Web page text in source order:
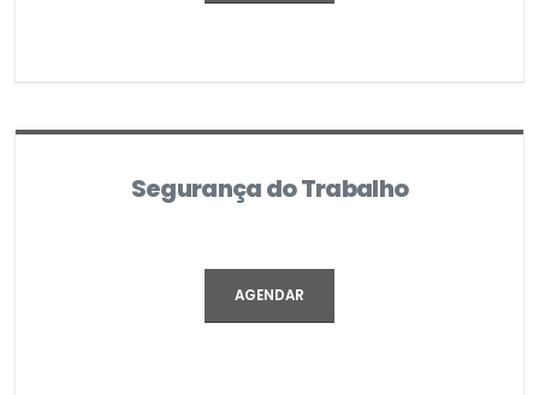
Segurança do Trabalho
AGENDAR